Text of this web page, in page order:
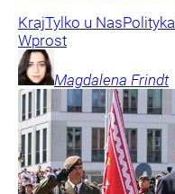
KrajTylko u NasPolityka
Wprost
Magdalena Frindt